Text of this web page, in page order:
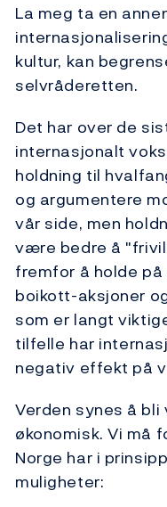
La meg ta en
kultur, kan
selvråderetten.
Det har over de
internasjonalt
holdning til
og argumentere
vår side, men
være bedre å
fremfor å holde
boikott-aksjoner
som er langt
tilfelle har
negativ effekt på
Verden synes å
økonomisk. Vi må
Norge har i
muligheter: